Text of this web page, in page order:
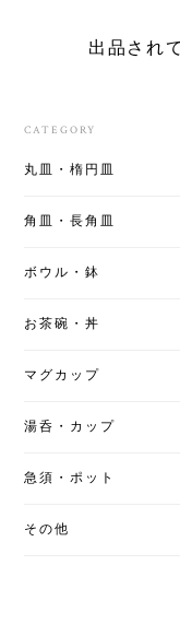
出品され
CATEGORY
丸皿・楕円皿
角皿・長角皿
ボウル・鉢
お茶碗・丼
マグカップ
湯呑・カップ
急須・ポット
その他